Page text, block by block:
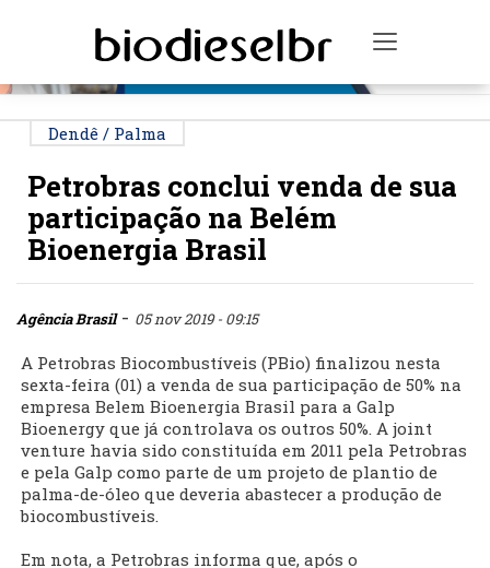
Toggle
Dendê / Palma
Petrobras conclui venda de sua
participação na Belém
Bioenergia Brasil
Agência Brasil- 05 nov 2019 - 09:15
A Petrobras Biocombustíveis (PBio) finalizou nesta
sexta-feira (01) a venda de sua participação de 50% na
empresa Belem Bioenergia Brasil para a Galp
Bioenergy que já controlava os outros 50%. A joint
venture havia sido constituída em 2011 pela Petrobras
e pela Galp como parte de um projeto de plantio de
palma-de-óleo que deveria abastecer a produção de
biocombustíveis.
Em nota, a Petrobras informa que, após o